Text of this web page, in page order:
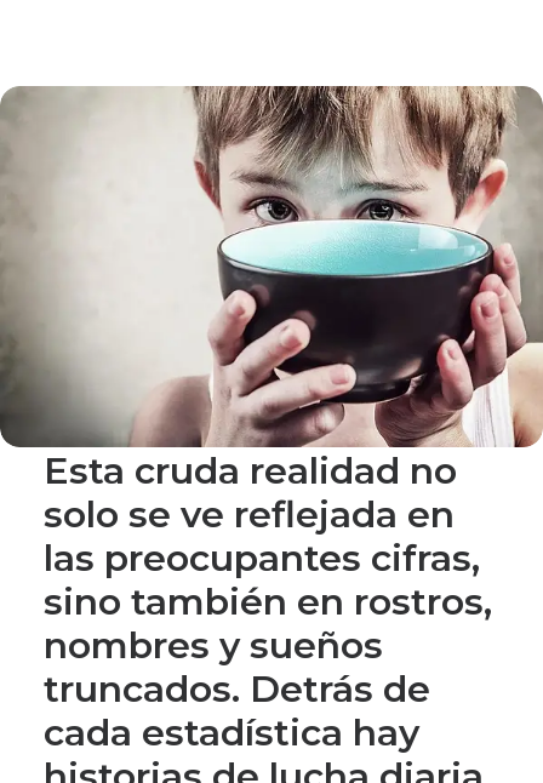
Esta cruda realidad no
solo se ve reflejada en
las preocupantes cifras,
sino también en rostros,
nombres y sueños
truncados. Detrás de
cada estadística hay